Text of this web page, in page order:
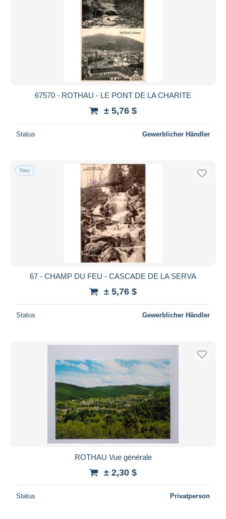
67570 - ROTHAU - LE PONT DE LA CHARITE
± 5,76 $
Status Gewerblicher Händler
Neu
67 - CHAMP DU FEU - CASCADE DE LA SERVA
± 5,76 $
Status Gewerblicher Händler
ROTHAU Vue générale
± 2,30 $
Status Privatperson